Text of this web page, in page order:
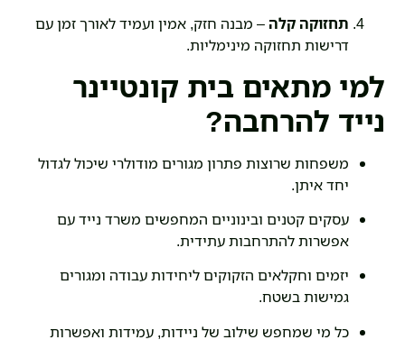
תחזוקה קלה– מבנה חזק, אמין ועמיד לאורך זמן עם
דרישות תחזוקה מינימליות.
למי מתאים בית קונטיינר
נייד להרחבה?
משפחות שרוצות פתרון מגורים מודולרי שיכול לגדול
יחד איתן.
עסקים קטנים ובינוניים המחפשים משרד נייד עם
אפשרות להתרחבות עתידית.
יזמים וחקלאים הזקוקים ליחידות עבודה ומגורים
גמישות בשטח.
כל מי שמחפש שילוב של ניידות, עמידות ואפשרות